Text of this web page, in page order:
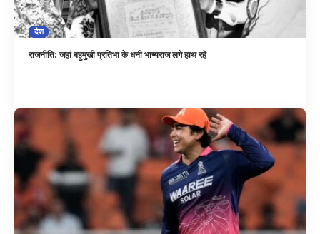
देश
राजनीति: जहां बहुमुखी प्रतिभा के धनी भाग्यराज लगे हाथ रहे